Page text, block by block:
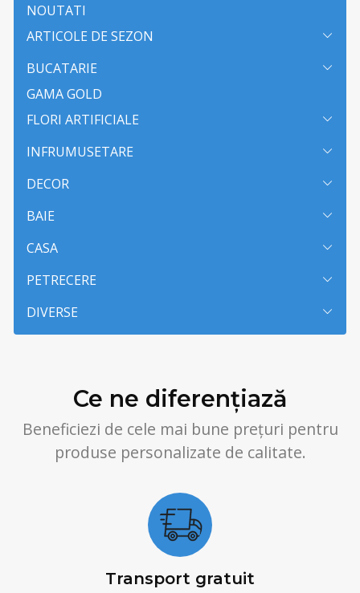
NOUTATI
ARTICOLE DE SEZON
BUCATARIE
GAMA GOLD
FLORI ARTIFICIALE
INFRUMUSETARE
DECOR
BAIE
CASA
PETRECERE
DIVERSE
Ce ne diferențiază
Beneficiezi de cele mai bune prețuri pentru
produse personalizate de calitate.
Transport gratuit